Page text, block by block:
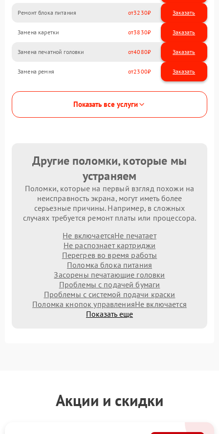
Ремонт блока питания 3230
Замена каретки 3830
Замена печатной головки 4080
Замена ремня 2300
Показать все услуги
Другие поломки, которые мы
устраняем
Поломки, которые на первый взгляд похожи на
неисправность экрана, могут иметь более
серьезные причины. Например, в сложных
случаях требуется ремонт платы или процессора.
Не включаетсяНе печатает
Не распознает картриджи
Перегрев во время работы
Поломка блока питания
Засорены печатающие головки
Проблемы с подачей бумаги
Проблемы с системой подачи краски
Поломка кнопок управленияНе включается
Показать еще
Акции и скидки